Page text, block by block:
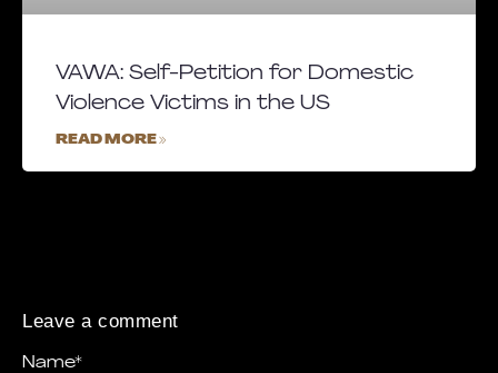
VAWA: Self-Petition for Domestic
Violence Victims in the US
READ MORE »
Leave a comment
Name*